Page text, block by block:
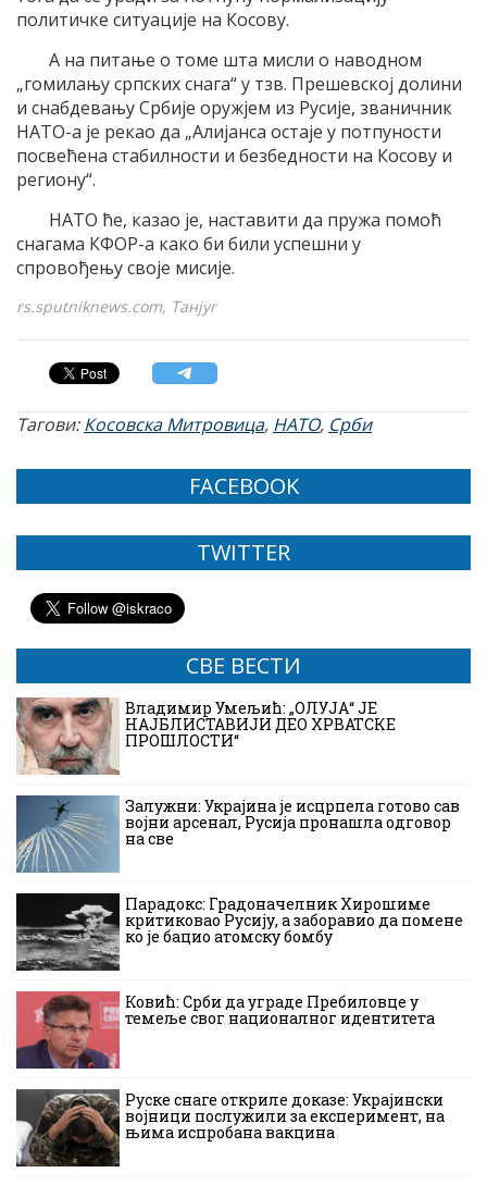
политичке ситуације на Косову.
А на питање о томе шта мисли о наводном
„гомилању српских снага“ у тзв. Прешевској долини
и снабдевању Србије оружјем из Русије, званичник
НАТО-а је рекао да „Алијанса остаје у потпуности
посвећена стабилности и безбедности на Косову и
региону“.
НАТО ће, казао је, наставити да пружа помоћ
снагама КФОР-а како би били успешни у
спровођењу своје мисије.
rs.sputniknews.com, Танјуг
Тагови:Косовска Митровица, НАТО, Срби
FACEBOOK
TWITTER
СВЕ ВЕСТИ
Владимир Умељић: „ОЛУЈА“ ЈЕ
НАЈБЛИСТАВИЈИ ДЕО ХРВАТСКЕ
ПРОШЛОСТИ“
Залужни: Украјина је исцрпела готово сав
војни арсенал, Русија пронашла одговор
на све
Парадокс: Градоначелник Хирошиме
критиковао Русију, а заборавио да помене
ко је бацио атомску бомбу
Ковић: Срби да уграде Пребиловце у
темеље свог националног идентитета
Руске снаге откриле доказе: Украјински
војници послужили за експеримент, на
њима испробана вакцина